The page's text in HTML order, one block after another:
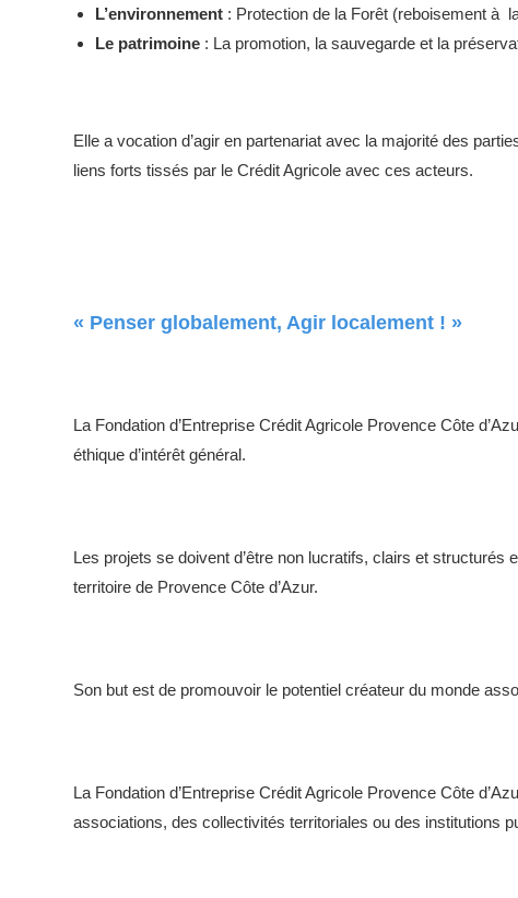
L’environnement : Protection de la Forêt (reboisement à
Le patrimoine : La promotion, la sauvegarde et la
Elle a vocation d’agir en partenariat avec la majorité des
liens forts tissés par le Crédit Agricole avec ces acteurs.
« Penser globalement, Agir localement ! »
La Fondation d’Entreprise Crédit Agricole Provence Côte
éthique d’intérêt général.
Les projets se doivent d’être non lucratifs, clairs et
territoire de Provence Côte d’Azur.
Son but est de promouvoir le potentiel créateur du monde
La Fondation d’Entreprise Crédit Agricole Provence Côte
associations, des collectivités territoriales ou des institutions